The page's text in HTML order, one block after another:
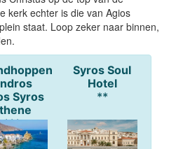
kerk echter is die van Agios
staat. Loop zeker naar binnen,